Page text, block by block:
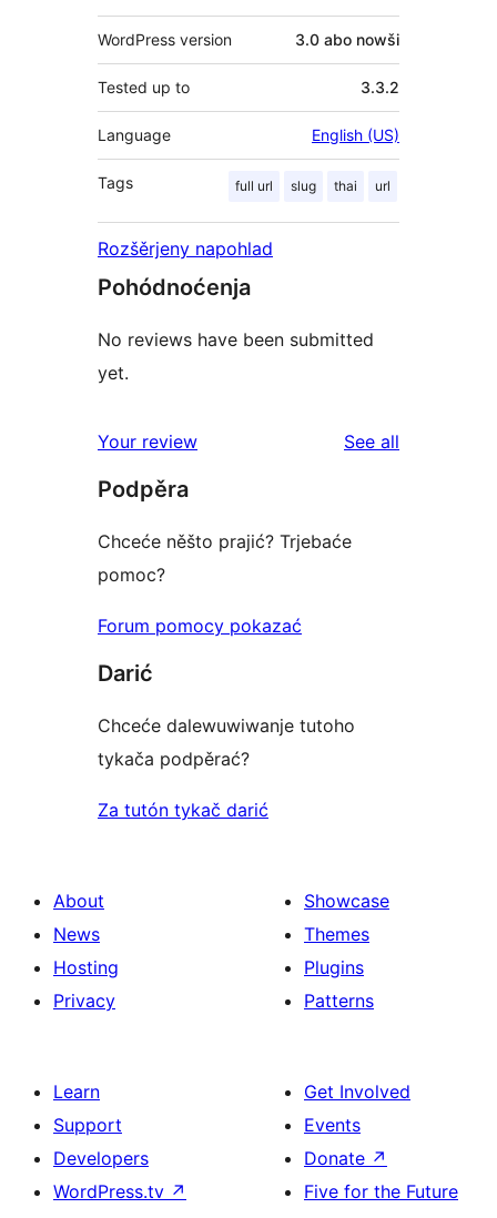
WordPress version 3.0 abo nowši
Tested up to 3.3.2
Language English (US)
Tags full url slug thai url
Rozšěrjeny napohlad
Pohódnoćenja
No reviews have been submitted
yet.
Your review See all
Podpěra
Chceće něšto prajić? Trjebaće
pomoc?
Forum pomocy pokazać
Darić
Chceće dalewuwiwanje tutoho
tykača podpěrać?
Za tutón tykač darić
About
News
Hosting
Privacy
Showcase
Themes
Plugins
Patterns
Learn
Support
Developers
WordPress.tv ↗
Get Involved
Events
Donate ↗
Five for the Future